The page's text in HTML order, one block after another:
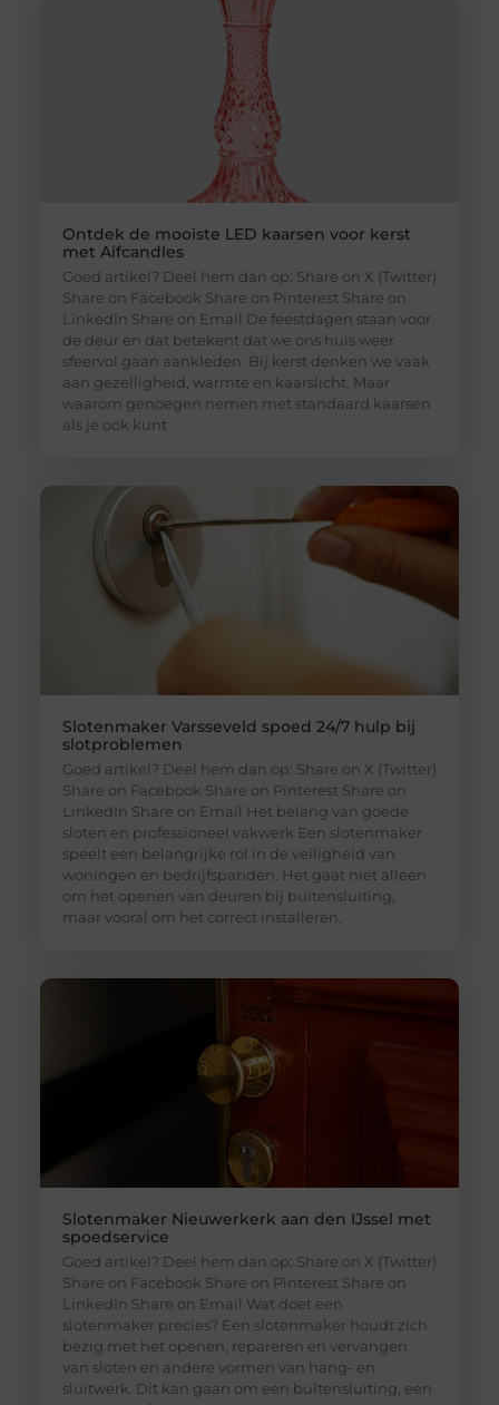
Ontdek de mooiste LED kaarsen voor kerst
met Aifcandles
Goed artikel? Deel hem dan op: Share on X (Twitter)
Share on Facebook Share on Pinterest Share on
LinkedIn Share on Email De feestdagen staan voor
de deur en dat betekent dat we ons huis weer
sfeervol gaan aankleden. Bij kerst denken we vaak
aan gezelligheid, warmte en kaarslicht. Maar
waarom genoegen nemen met standaard kaarsen
als je ook kunt
Slotenmaker Varsseveld spoed 24/7 hulp bij
slotproblemen
Goed artikel? Deel hem dan op: Share on X (Twitter)
Share on Facebook Share on Pinterest Share on
LinkedIn Share on Email Het belang van goede
sloten en professioneel vakwerk Een slotenmaker
speelt een belangrijke rol in de veiligheid van
woningen en bedrijfspanden. Het gaat niet alleen
om het openen van deuren bij buitensluiting,
maar vooral om het correct installeren,
Slotenmaker Nieuwerkerk aan den IJssel met
spoedservice
Goed artikel? Deel hem dan op: Share on X (Twitter)
Share on Facebook Share on Pinterest Share on
LinkedIn Share on Email Wat doet een
slotenmaker precies? Een slotenmaker houdt zich
bezig met het openen, repareren en vervangen
van sloten en andere vormen van hang- en
sluitwerk. Dit kan gaan om een buitensluiting, een